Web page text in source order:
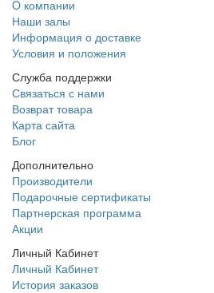
O компании
Наши залы
Информация о доставке
Условия и положения
Служба поддержки
Связаться с нами
Возврат товара
Карта сайта
Блог
Дополнительно
Производители
Подарочные сертификаты
Партнерская программа
Акции
Личный Кабинет
Личный Кабинет
История заказов